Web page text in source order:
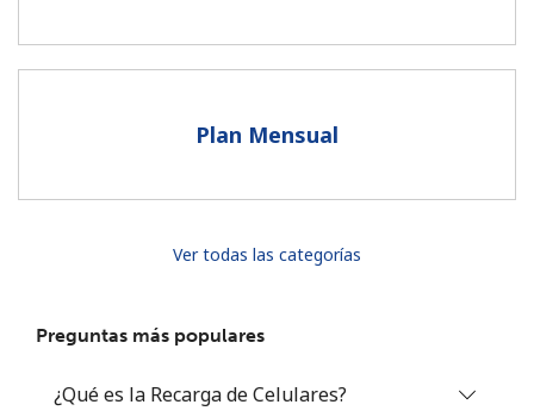
Al abrir una cuenta en este sitio web, estoy de acuerdo con
Plan Mensual
Ver todas las categorías
Preguntas más populares
¿Qué es la Recarga de Celulares?